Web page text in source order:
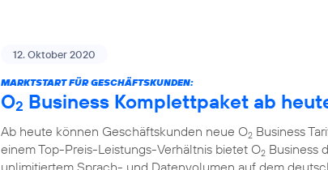
12. Oktober 2020
MARKTSTART FÜR GESCHÄFTSKUNDEN:
O2 Business Komplettpaket ab
Ab heute können Geschäftskunden neue O2 Business
einem Top-Preis-Leistungs-Verhältnis bietet O2 Business
unlimitiertem Sprach- und Datenvolumen auf dem